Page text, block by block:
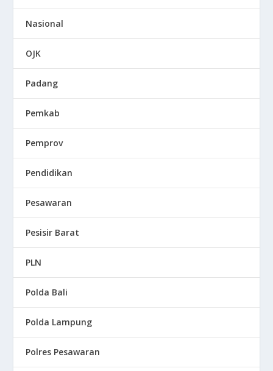
Nasional
OJK
Padang
Pemkab
Pemprov
Pendidikan
Pesawaran
Pesisir Barat
PLN
Polda Bali
Polda Lampung
Polres Pesawaran